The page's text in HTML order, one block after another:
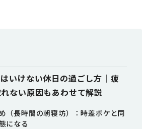
いけない休日の過ごし方｜疲
ない原因もあわせて解説
（長時間の朝寝坊）：時差ボケと同
になる